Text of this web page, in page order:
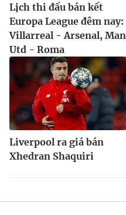
Lịch thi đấu bán kết
Europa League đêm nay:
Villarreal - Arsenal, Man
Utd - Roma
Liverpool ra giá bán
Xhedran Shaquiri